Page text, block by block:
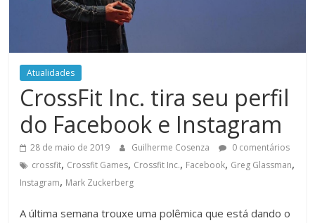
Atualidades
CrossFit Inc. tira seu perfil
do Facebook e Instagram
28 de maio de 2019 Guilherme Cosenza
0 comentários
crossfit, Crossfit Games, Crossfit Inc., Facebook, Greg Glassman,
Instagram, Mark Zuckerberg
A última semana trouxe uma polêmica que está dando o